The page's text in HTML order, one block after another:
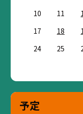
10
11
17
18
24
25
予定